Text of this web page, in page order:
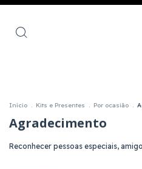
Início . Kits e Presentes . Por ocasião .
Agradecimento
Reconhecer pessoas especiais,